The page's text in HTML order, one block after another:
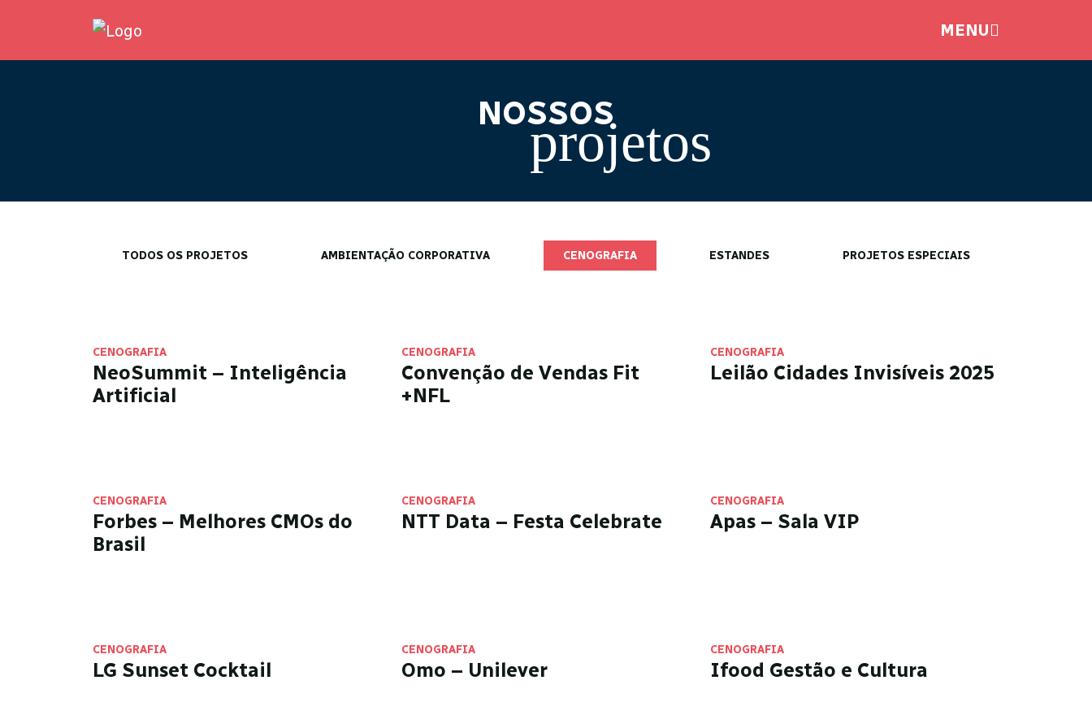
MENU
NOSSOS
projetos
TODOS OS PROJETOS AMBIENTAÇÃO CORPORATIVA CENOGRAFIA ESTANDES PROJETOS ESPECIAIS
CENOGRAFIA
NeoSummit – Inteligência
Artificial
CENOGRAFIA
Convenção de Vendas Fit
+NFL
CENOGRAFIA
Leilão Cidades Invisíveis 2025
CENOGRAFIA
Forbes – Melhores CMOs do
Brasil
CENOGRAFIA
NTT Data – Festa Celebrate
CENOGRAFIA
Apas – Sala VIP
CENOGRAFIA
LG Sunset Cocktail
CENOGRAFIA
Omo – Unilever
CENOGRAFIA
Ifood Gestão e Cultura